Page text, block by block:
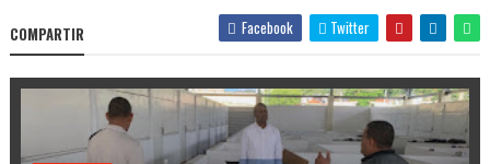
COMPARTIR Facebook Twitter